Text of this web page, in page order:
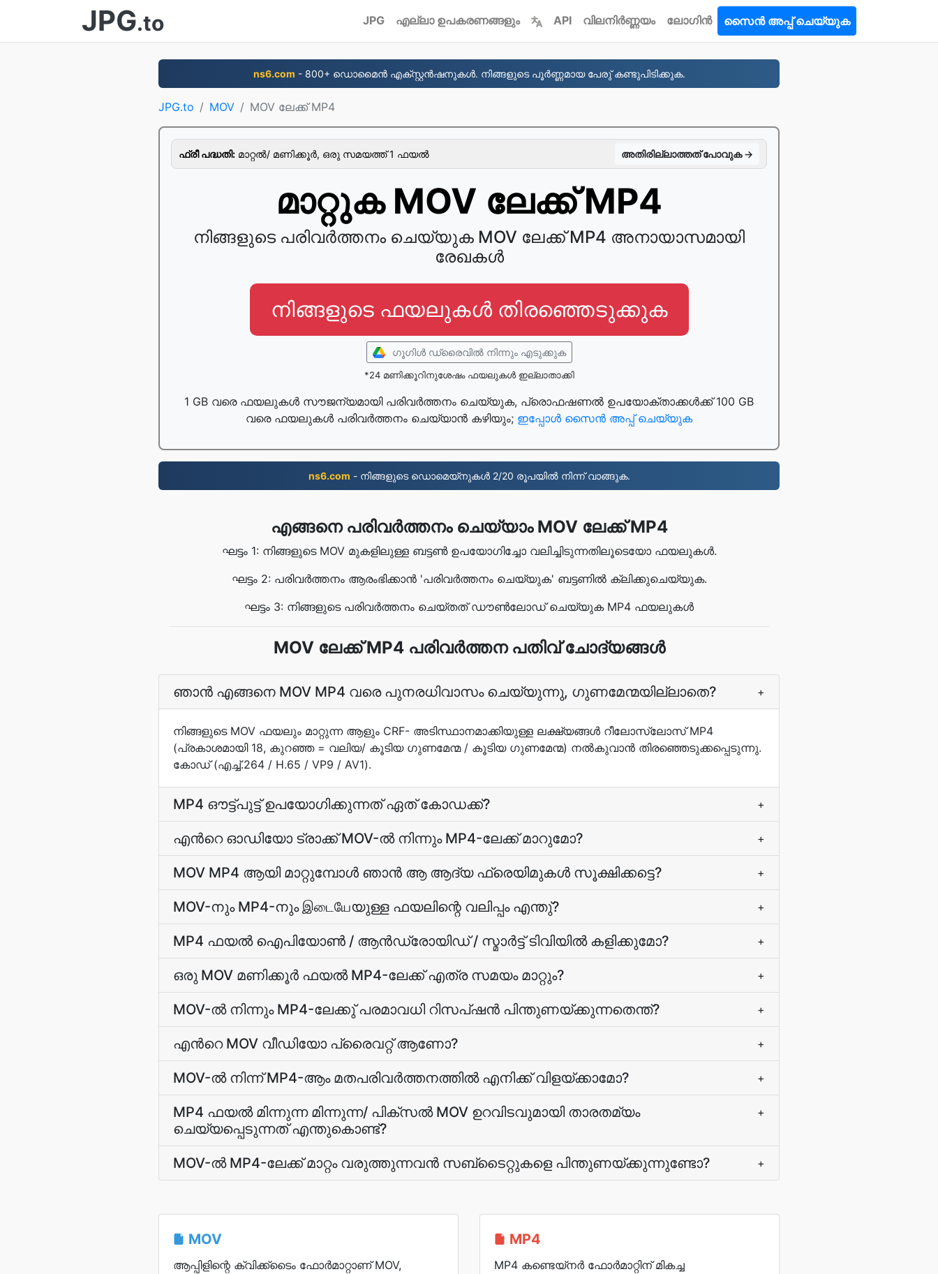
JPG.to JPG എല്ലാ ഉപകരണങ്ങളും API വിലനിർണ്ണയം ലോഗിൻ സൈൻ അപ്പ് ചെയ്യുക
ns6.com - 800+ ഡൊമൈന്‍ എക്സ്റ്റന്‍ഷനുകള്‍. നിങ്ങളുടെ പൂര്‍ണ്ണമായ പേരു് കണ്ടുപിടിക്കുക.
JPG.to MOV MOV ലേക്ക് MP4
ഫ്രീ പദ്ധതി: മാറ്റല്‍/ മണിക്കൂര്‍, ഒരു സമയത്ത് 1 ഫയല്‍ അതിരില്ലാത്തത് പോവുക →
മാറ്റുക MOV ലേക്ക് MP4
നിങ്ങളുടെ പരിവർത്തനം ചെയ്യുക MOV ലേക്ക് MP4 അനായാസമായി
രേഖകൾ
നിങ്ങളുടെ ഫയലുകൾ തിരഞ്ഞെടുക്കുക
ഗൂഗിള്‍ ഡ്രൈവില്‍ നിന്നും എടുക്കുക
*24 മണിക്കൂറിനുശേഷം ഫയലുകൾ ഇല്ലാതാക്കി
1 GB വരെ ഫയലുകൾ സൗജന്യമായി പരിവർത്തനം ചെയ്യുക, പ്രൊഫഷണൽ ഉപയോക്താക്കൾക്ക് 100 GB
വരെ ഫയലുകൾ പരിവർത്തനം ചെയ്യാൻ കഴിയും; ഇപ്പോൾ സൈൻ അപ്പ് ചെയ്യുക
ns6.com - നിങ്ങളുടെ ഡൊമെയ്നുകൾ 2/20 രൂപയിൽ നിന്ന് വാങ്ങുക.
എങ്ങനെ പരിവർത്തനം ചെയ്യാം MOV ലേക്ക് MP4
ഘട്ടം 1: നിങ്ങളുടെ MOV മുകളിലുള്ള ബട്ടൺ ഉപയോഗിച്ചോ വലിച്ചിടുന്നതിലൂടെയോ ഫയലുകൾ.
ഘട്ടം 2: പരിവർത്തനം ആരംഭിക്കാൻ 'പരിവർത്തനം ചെയ്യുക' ബട്ടണിൽ ക്ലിക്കുചെയ്യുക.
ഘട്ടം 3: നിങ്ങളുടെ പരിവർത്തനം ചെയ്‌തത് ഡൗൺലോഡ് ചെയ്യുക MP4 ഫയലുകൾ
MOV ലേക്ക് MP4 പരിവർത്തന പതിവ് ചോദ്യങ്ങൾ
ഞാൻ എങ്ങനെ MOV MP4 വരെ പുനരധിവാസം ചെയ്യുന്നു, ഗുണമേന്മയില്ലാതെ? +
നിങ്ങളുടെ MOV ഫയലും മാറ്റുന്ന ആളും CRF- അടിസ്ഥാനമാക്കിയുള്ള ലക്ഷ്യ‌ങ്ങള്‍ റീലോസ്‌ലോസ് MP4
(പ്രകാശമായി 18, കുറഞ്ഞ = വലിയ/ കൂടിയ ഗുണമേന്മ / കൂടിയ ഗുണമേന്മ) നല്‍കുവാന്‍ തിരഞ്ഞെടുക്കപ്പെടുന്നു.
കോഡ് (എച്ച്.264 / H.65 / VP9 / AV1).
MP4 ഔട്ട്പുട്ട് ഉപയോഗിക്കുന്നത് ഏത് കോഡക്ക്? +
എന്‍റെ ഓഡിയോ ട്രാക്ക് MOV-ല്‍ നിന്നും MP4-ലേക്ക് മാറുമോ? +
MOV MP4 ആയി മാറ്റുമ്പോള്‍ ഞാന്‍ ആ ആദ്യ ഫ്രെയിമുകള്‍ സൂക്ഷിക്കട്ടെ? +
MOV-നും MP4-നും இடையேയുള്ള ഫയലിന്റെ വലിപ്പം എന്തു്? +
MP4 ഫയല്‍ ഐപിയോണ്‍ / ആന്‍ഡ്രോയിഡ് / സ്മാര്‍ട്ട് ടിവിയില്‍ കളിക്കുമോ? +
ഒരു MOV മണിക്കൂര്‍ ഫയല്‍ MP4-ലേക്ക് എത്ര സമയം മാറ്റും? +
MOV-ല്‍ നിന്നും MP4-ലേക്കു് പരമാവധി റിസപ്ഷന്‍ പിന്തുണയ്ക്കുന്നതെന്ത്? +
എന്‍റെ MOV വീഡിയോ പ്രൈവറ്റ് ആണോ? +
MOV-ല്‍ നിന്ന് MP4-ആം മതപരിവർത്തനത്തില്‍ എനിക്ക് വിളയ്ക്കാമോ? +
MP4 ഫയല്‍ മിന്നുന്ന മിന്നുന്ന/ പിക്സല്‍ MOV ഉറവിടവുമായി താരതമ്യം
ചെയ്യപ്പെടുന്നത് എന്തുകൊണ്ട്?
+
MOV-ല്‍ MP4-ലേക്ക് മാറ്റം വരുത്തുന്നവന്‍ സബ്ടൈറ്റുകളെ പിന്തുണയ്ക്കുന്നുണ്ടോ? +
MOV
ആപ്പിളിന്റെ ക്വിക്ക്ടൈം ഫോർമാറ്റാണ് MOV,
MP4
MP4 കണ്ടെയ്നർ ഫോർമാറ്റിന് മികച്ച